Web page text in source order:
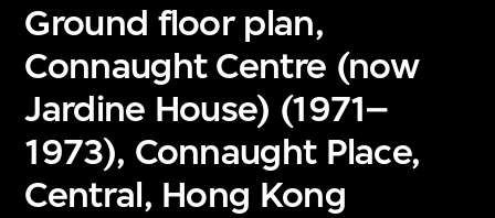
Ground floor plan,
Connaught Centre (now
Jardine House) (1971–
1973), Connaught Place,
Central, Hong Kong